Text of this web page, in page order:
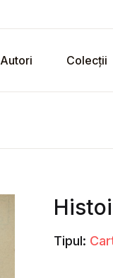
Autori Colecții
Tipul: